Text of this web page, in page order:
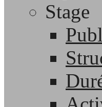
Stage